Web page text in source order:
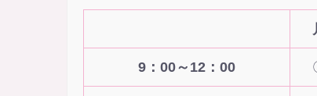
9：00～12：00